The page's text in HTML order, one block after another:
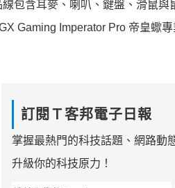
包含耳麥、喇叭、鍵盤、滑鼠與
Gaming Imperator Pro 帝皇蠍
訂閱Ｔ客邦電子日報
掌握最熱門的科技話題、網路動
升級你的科技原力！